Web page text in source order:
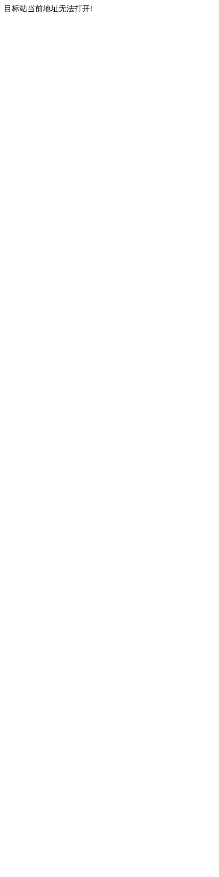
目标站当前地址无法打开!